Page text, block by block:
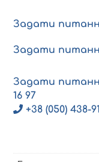
Задати
Задати
Задати
16 97
+38 (050) 438-